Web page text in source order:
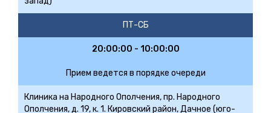
ПТ-СБ
20:00:00 - 10:00:00
Прием ведется в порядке очереди
Клиника на Народного Ополчения, пр. Народного
Ополчения, д. 19, к. 1. Кировский район, Дачное (юго-